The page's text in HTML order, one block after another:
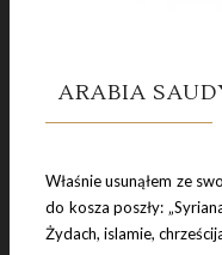
ARABIA
Właśnie usunąłem ze
do kosza poszły:
Żydach, islamie,